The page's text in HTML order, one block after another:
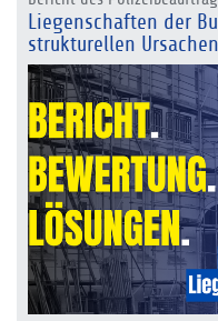
Liegenschaften der
strukturellen